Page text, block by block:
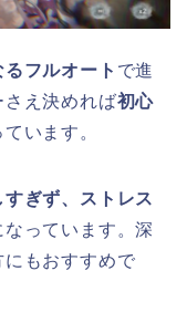
るフルオート で進
え決めれば初心
います。
ぎず、ストレス
なっています。深
にもおすすめで